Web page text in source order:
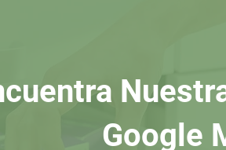
Google